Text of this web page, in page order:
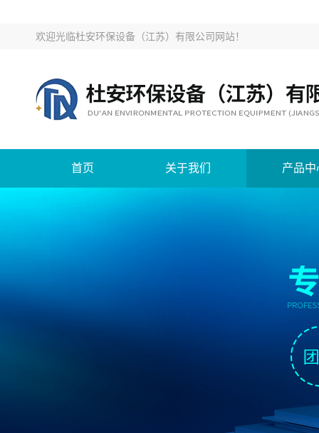
欢迎光临杜安环保设备（江苏）有限公司网站！
首页 关于我们 产品中